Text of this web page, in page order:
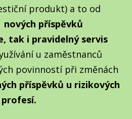
produkt) a to od
příspěvků
tak i pravidelný servis
u zaměstnanců
povinností při změnách
příspěvků u rizikových
profesí.